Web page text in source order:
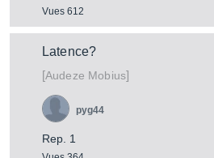
Vues 612
Latence?
[Audeze Mobius]
Rep. 1
pyg44